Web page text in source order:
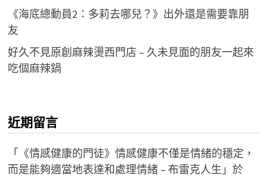
《海底總動員2：多莉去哪兒？》出外還是需要靠朋
友
好久不見原創麻辣燙西門店 – 久未見面的朋友一起來
吃個麻辣鍋
近期留言
「 《情感健康的門徒》情感健康不僅是情緒的穩定，
而是能夠適當地表達和處理情緒 – 布雷克人生 」於